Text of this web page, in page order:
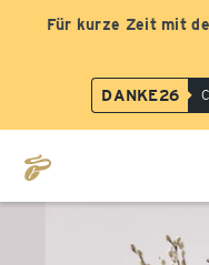
Für kurze Zeit mit
DANKE26